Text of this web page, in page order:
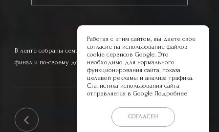
В ленте собраны семь историй, каждая из которых имеет добрый
финал и по-своему доказывает, что все достойны счастья.
Работая с этим сайтом, вы даете свое
согласие на использование файлов
cookie сервисов Google. Это
необходимо для нормального
функционирования сайта, показа
целевой рекламы и анализа трафика.
Статистика использования сайта
отправляется в Google Подробнее
СОГЛАСЕН